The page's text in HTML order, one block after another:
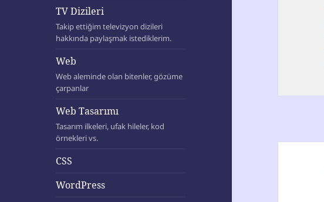
TV Dizileri
Takip ettiğim televizyon dizileri
hakkında paylaşmak istediklerim.
Web
Web aleminde olan bitenler, gözüme
çarpanlar
Web Tasarımı
Tasarım ilkeleri, ufak hileler, kod
örnekleri vs.
CSS
WordPress